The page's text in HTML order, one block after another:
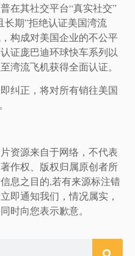
在其社交平台“真实社交”
长期”拒绝认证美国湾流
构成对美国企业的不公平
证庞巴迪环球快车系列以
湾流飞机获得全面认证。
纠正，将对所有销往美国
资源来自于网络，不代表
作权、版权归属原创者所
息之目的,若有来源标注错
即通知我们，情况属实，
时向您表示歉意。